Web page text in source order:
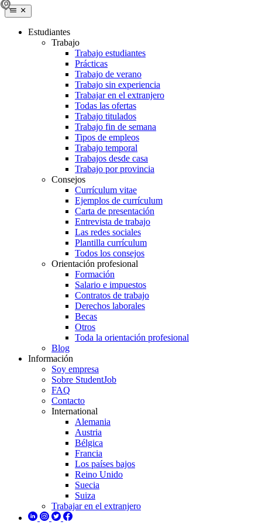
Estudiantes
Trabajo
Trabajo estudiantes
Prácticas
Trabajo de verano
Trabajo sin experiencia
Trabajar en el extranjero
Todas las ofertas
Trabajo titulados
Trabajo fin de semana
Tipos de empleos
Trabajo temporal
Trabajos desde casa
Trabajo por provincia
Consejos
Currículum vitae
Ejemplos de currículum
Carta de presentación
Entrevista de trabajo
Las redes sociales
Plantilla currículum
Todos los consejos
Orientación profesional
Formación
Salario e impuestos
Contratos de trabajo
Derechos laborales
Becas
Otros
Toda la orientación profesional
Blog
Información
Soy empresa
Sobre StudentJob
FAQ
Contacto
International
Alemania
Austria
Bélgica
Francia
Los países bajos
Reino Unido
Suecia
Suiza
Trabajar en el extranjero